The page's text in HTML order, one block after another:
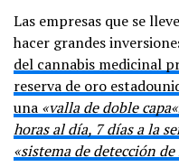
Las empresas que se
hacer grandes
del cannabis medicinal
reserva de oro
una «valla de doble capa«
horas al día, 7 días a la
«sistema de detección